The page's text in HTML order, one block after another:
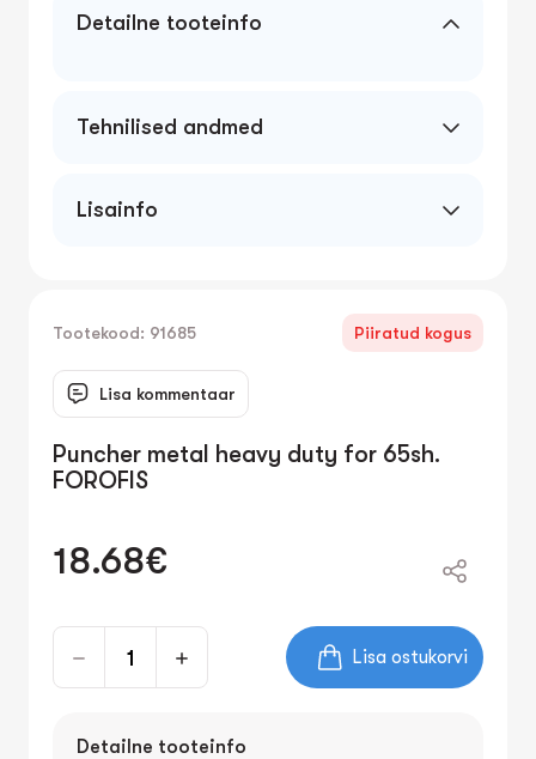
Detailne tooteinfo
Tehnilised andmed
Lisainfo
Tootekood: 91685 Piiratud kogus
Lisa kommentaar
Puncher metal heavy duty for 65sh.
FOROFIS
18.68€
Lisa ostukorvi
Detailne tooteinfo